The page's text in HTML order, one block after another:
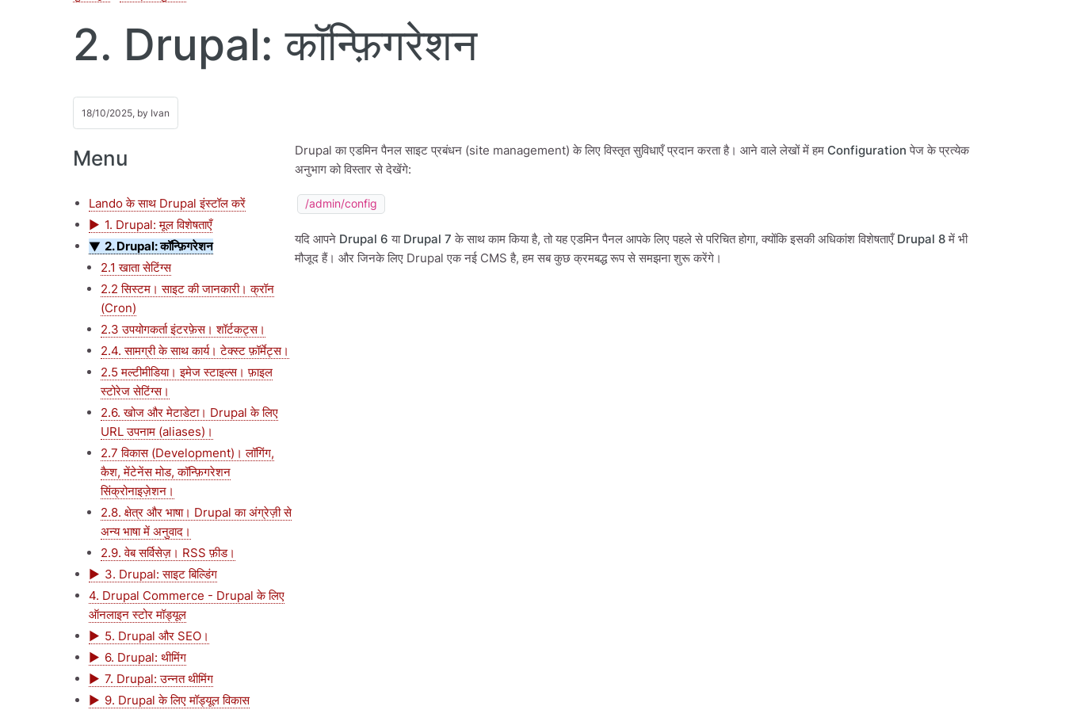
2. Drupal: कॉन्फ़िगरेशन
18/10/2025, by Ivan
Menu
Lando के साथ Drupal इंस्टॉल करें
1. Drupal: मूल विशेषताएँ
2. Drupal: कॉन्फ़िगरेशन
2.1 खाता सेटिंग्स
2.2 सिस्टम। साइट की जानकारी। क्रॉन
(Cron)
2.3 उपयोगकर्ता इंटरफ़ेस। शॉर्टकट्स।
2.4. सामग्री के साथ कार्य। टेक्स्ट फ़ॉर्मेट्स।
2.5 मल्टीमीडिया। इमेज स्टाइल्स। फ़ाइल
स्टोरेज सेटिंग्स।
2.6. खोज और मेटाडेटा। Drupal के लिए
URL उपनाम (aliases)।
2.7 विकास (Development)। लॉगिंग,
कैश, मेंटेनेंस मोड, कॉन्फ़िगरेशन
सिंक्रोनाइज़ेशन।
2.8. क्षेत्र और भाषा। Drupal का अंग्रेज़ी से
अन्य भाषा में अनुवाद।
2.9. वेब सर्विसेज़। RSS फ़ीड।
3. Drupal: साइट बिल्डिंग
4. Drupal Commerce - Drupal के लिए
ऑनलाइन स्टोर मॉड्यूल
5. Drupal और SEO।
6. Drupal: थीमिंग
7. Drupal: उन्नत थीमिंग
9. Drupal के लिए मॉड्यूल विकास
Drupal का एडमिन पैनल साइट प्रबंधन (site management) के लिए विस्तृत सुविधाएँ प्रदान करता है। आने वाले लेखों में हम Configuration पेज के प्रत्येक
अनुभाग को विस्तार से देखेंगे:
/admin/config
यदि आपने Drupal 6 या Drupal 7 के साथ काम किया है, तो यह एडमिन पैनल आपके लिए पहले से परिचित होगा, क्योंकि इसकी अधिकांश विशेषताएँ Drupal 8में भी
मौजूद हैं। और जिनके लिए Drupal एक नई CMS है, हम सब कुछ क्रमबद्ध रूप से समझना शुरू करेंगे।